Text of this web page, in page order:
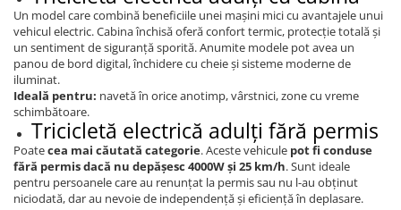
Un model care combină beneficiile unei mașini mici cu avantajele unui
vehicul electric. Cabina închisă oferă confort termic, protecție totală și
un sentiment de siguranță sporită. Anumite modele pot avea un
panou de bord digital, închidere cu cheie și sisteme moderne de
iluminat.
Ideală pentru: navetă în orice anotimp, vârstnici, zone cu vreme
schimbătoare.
Tricicletă electrică adulți fără permis
Poatecea mai căutată categorie. Aceste vehicule pot fi conduse
fără permisdacă nu depășesc 4000W și 25 km/h. Sunt ideale
pentru persoanele care au renunțat la permis sau nu l-au obținut
niciodată, dar au nevoie de independență și eficiență în deplasare.